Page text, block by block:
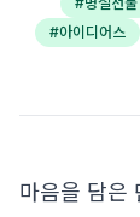
#아이디어스
마음을 담은